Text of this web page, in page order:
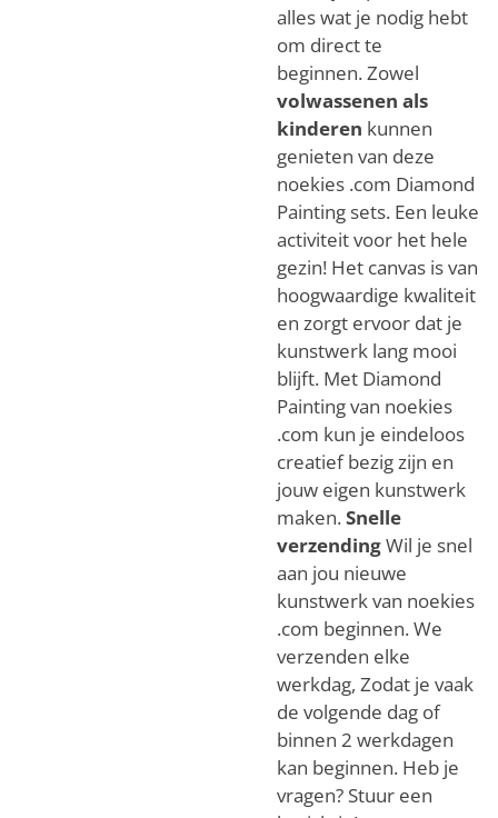
alles wat je nodig hebt
om direct te
beginnen.Zowel
volwassenen als
kinderen kunnen
genieten van deze
noekies .com Diamond
Painting sets. Een leuke
activiteit voor het hele
gezin! Het canvas is van
hoogwaardige kwaliteit
en zorgt ervoor dat je
kunstwerk lang mooi
blijft. Met Diamond
Painting van noekies
.com kun je eindeloos
creatief bezig zijn en
jouw eigen kunstwerk
maken.Snelle
verzendingWil je snel
aan jou nieuwe
kunstwerk van noekies
.com beginnen. We
verzenden elke
werkdag, Zodat je vaak
de volgende dag of
binnen 2 werkdagen
kan beginnen. Heb je
vragen? Stuur een